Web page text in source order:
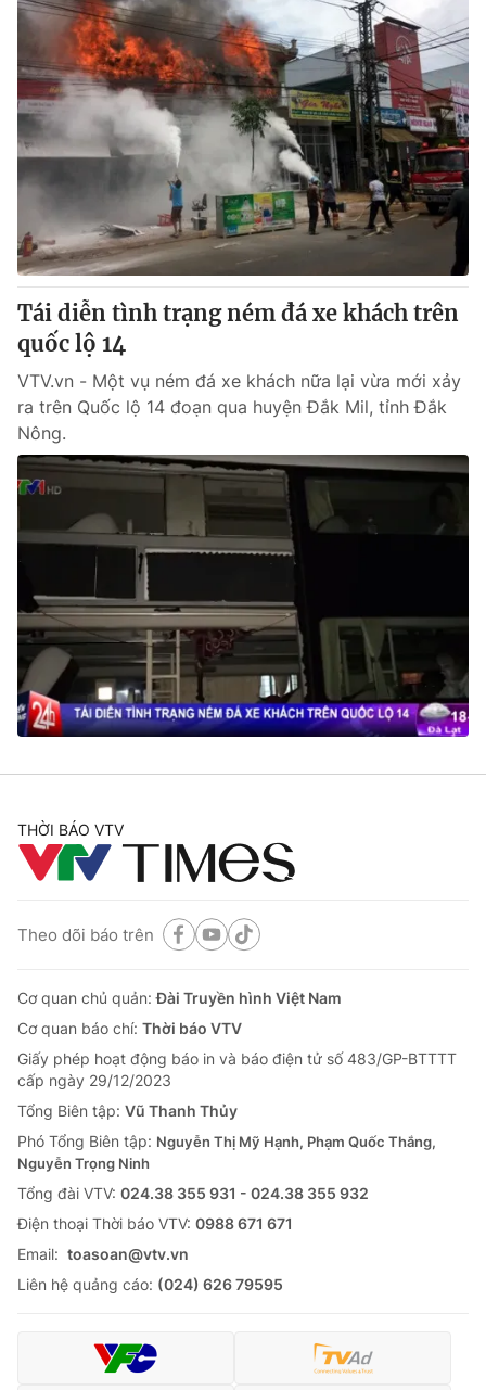
Tái diễn tình trạng ném đá xe khách trên
quốc lộ 14
VTV.vn - Một vụ ném đá xe khách nữa lại vừa mới xảy
ra trên Quốc lộ 14 đoạn qua huyện Đắk Mil, tỉnh Đắk
Nông.
THỜI BÁO VTV
Theo dõi báo trên
Cơ quan chủ quản:Đài Truyền hình Việt Nam
Cơ quan báo chí: Thời báo VTV
Giấy phép hoạt động báo in và báo điện tử số 483/GP-BTTTT
cấp ngày 29/12/2023
Tổng Biên tập: Vũ Thanh Thủy
Phó Tổng Biên tập: Nguyễn Thị Mỹ Hạnh, Phạm Quốc Thắng,
Nguyễn Trọng Ninh
Tổng đài VTV: 024.38 355 931 - 024.38 355 932
Ðiện thoại Thời báo VTV: 0988 671 671
Email: toasoan@vtv.vn
Liên hệ quảng cáo: (024) 626 79595